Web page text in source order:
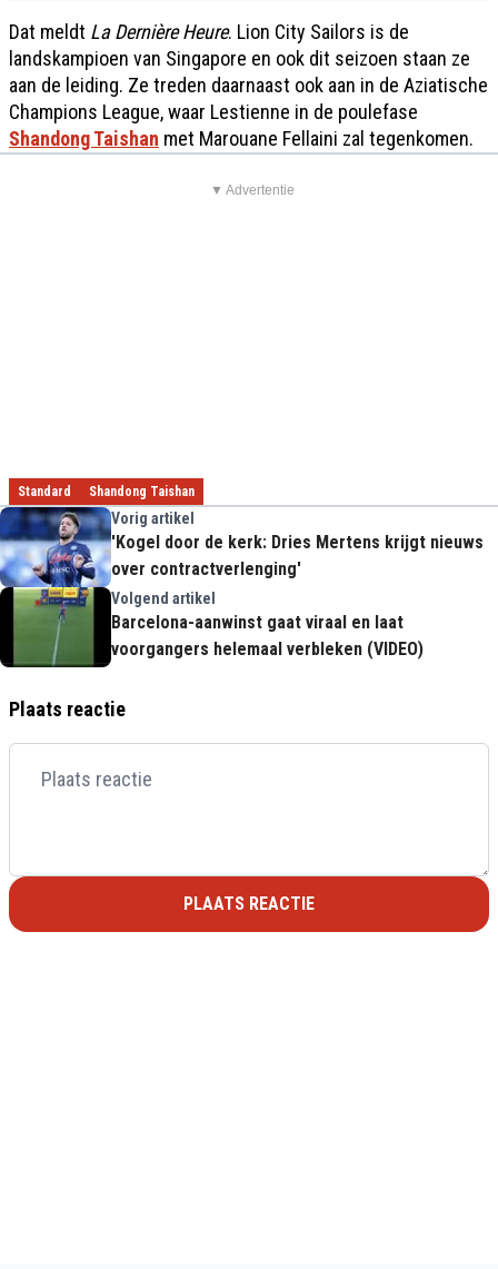
Dat meldt La Dernière Heure. Lion City Sailors is de
landskampioen van Singapore en ook dit seizoen staan ze
aan de leiding. Ze treden daarnaast ook aan in de Aziatische
Champions League, waar Lestienne in de poulefase
Shandong Taishan met Marouane Fellaini zal tegenkomen.
▼ Advertentie
Standard Shandong Taishan
Vorig artikel
'Kogel door de kerk: Dries Mertens krijgt nieuws
over contractverlenging'
Volgend artikel
Barcelona-aanwinst gaat viraal en laat
voorgangers helemaal verbleken (VIDEO)
Plaats reactie
PLAATS REACTIE